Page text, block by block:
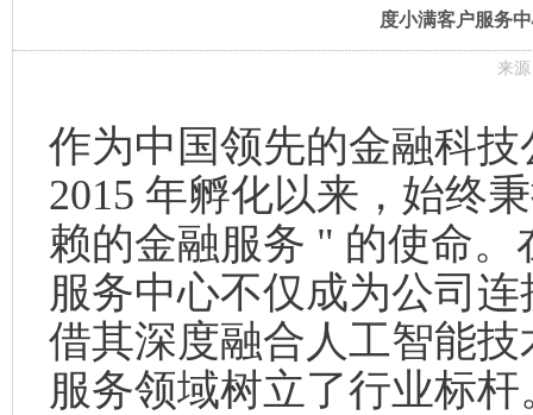
度小满客户服务
来
作为中国领先的金融科
2015 年孵化以来，始终
赖的金融服务 " 的使命
服务中心不仅成为公司
借其深度融合人工智能
服务领域树立了行业标杆